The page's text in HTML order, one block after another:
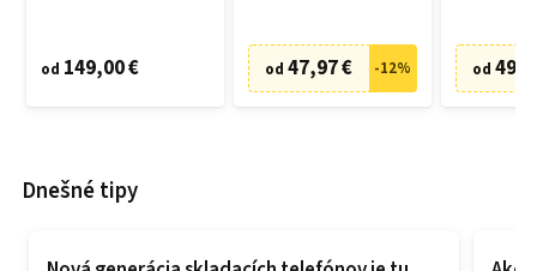
od 149,00 € od 47,97 € -12% od
Dnešné tipy